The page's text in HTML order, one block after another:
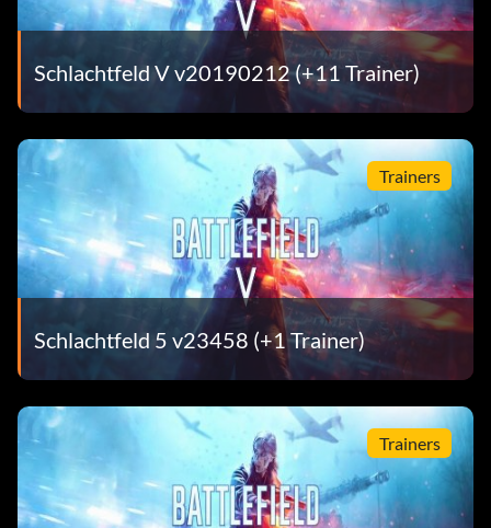
Schlachtfeld V v20190212 (+11 Trainer)
Trainers
Schlachtfeld 5 v23458 (+1 Trainer)
Trainers